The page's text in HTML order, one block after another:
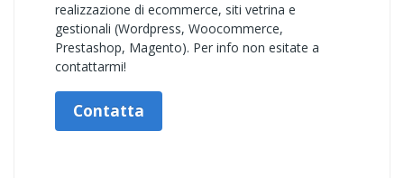
realizzazione di ecommerce, siti vetrina e
gestionali (Wordpress, Woocommerce,
Prestashop, Magento). Per info non esitate a
contattarmi!
Contatta